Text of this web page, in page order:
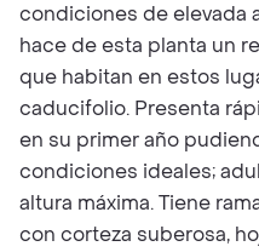
condiciones de elevada
hace de esta planta un
que habitan en estos
caducifolio. Presenta
en su primer año
condiciones ideales;
altura máxima. Tiene
con corteza suberosa,